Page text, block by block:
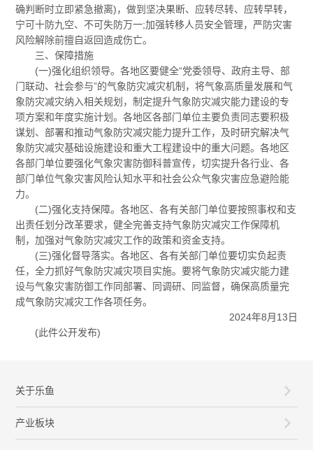
确判断时立即紧急撤离)，做到坚决果断、应转尽转、应转早转，
宁可十防九空、不可失防万一;加强转移人员安全管理，严防灾害
风险解除前擅自返回造成伤亡。
三、保障措施
(一)强化组织领导。各地区要健全“党委领导、政府主导、部
门联动、社会参与”的气象防灾减灾机制，将气象高质量发展和气
象防灾减灾纳入相关规划，制定提升气象防灾减灾能力建设的专
项方案和年度实施计划。各地区各部门单位主要负责同志要积极
谋划、部署和推动气象防灾减灾能力提升工作，及时研究解决气
象防灾减灾基础设施建设和重大工程建设中的重大问题。各地区
各部门单位要强化气象灾害防御科普宣传，切实提升各行业、各
部门单位气象灾害风险认知水平和社会公众气象灾害应急避险能
力。
(二)强化支持保障。各地区、各有关部门单位要按照事权和支
出责任划分改革要求，健全完善支持气象防灾减灾工作保障机
制，加强对气象防灾减灾工作的政策和资金支持。
(三)强化督导落实。各地区、各有关部门单位要切实负起责
任，全力抓好气象防灾减灾项目实施。要将气象防灾减灾能力建
设与气象灾害防御工作同部署、同调研、同监督，确保高质量完
成气象防灾减灾工作各项任务。
2024年8月13日
(此件公开发布)
关于乐鱼
产业板块